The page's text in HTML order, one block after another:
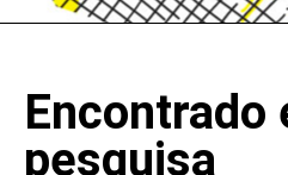
Encontrado
pesquisa